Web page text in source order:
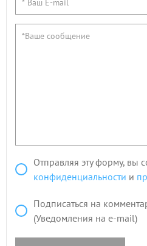
Отправляя эту форму, вы
конфиденциальности и
Подписаться на
(Уведомления на e-mail)